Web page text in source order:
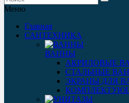
Меню
Главная
САНТЕХНИКА
ВАННЫ
АКРИЛОВЫЕ
СТАЛЬНЫЕ
ЭКРАНЫ ДЛЯ